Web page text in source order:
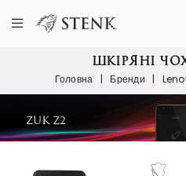
ШКІРЯНІ
Головна | Бренди |